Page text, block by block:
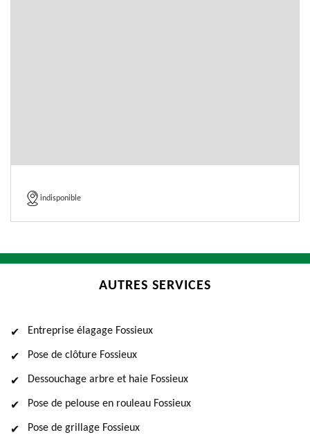
indisponible
AUTRES SERVICES
Entreprise élagage Fossieux
Pose de clôture Fossieux
Dessouchage arbre et haie Fossieux
Pose de pelouse en rouleau Fossieux
Pose de grillage Fossieux